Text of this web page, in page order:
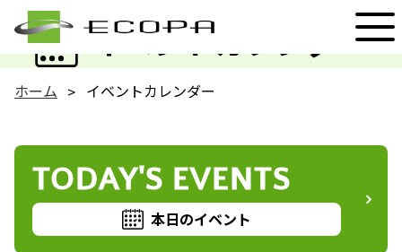
イベントカレンダー
EVENT
ホーム イベントカレンダー
TODAY'S EVENTS
本日のイベント